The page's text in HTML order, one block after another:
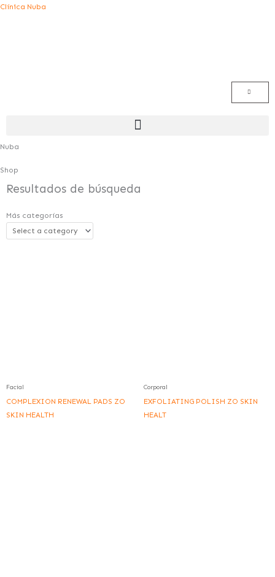
Ir
Clínica Nuba
Menú
Nuba
Shop
Resultados de búsqueda
Más categorías
Facial
COMPLEXION RENEWAL PADS ZO
SKIN HEALTH
Corporal
EXFOLIATING POLISH ZO SKIN
HEALT